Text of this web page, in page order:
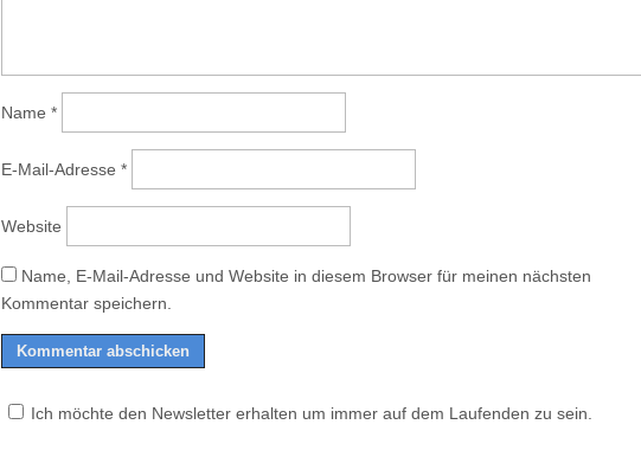
Name *
E-Mail-Adresse *
Website
Name, E-Mail-Adresse und Website in diesem Browser für meinen nächsten
Kommentar speichern.
Ich möchte den Newsletter erhalten um immer auf dem Laufenden zu sein.